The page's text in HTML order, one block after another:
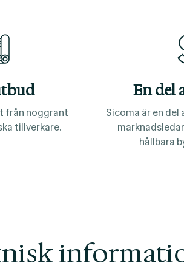
från noggrant
tillverkare.
En del
Sicoma är en del
hållbara